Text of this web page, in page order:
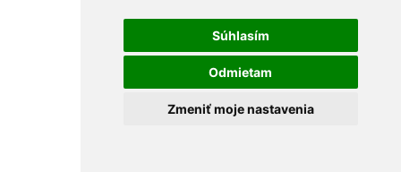
Súhlasím
Odmietam
Zmeniť moje nastavenia